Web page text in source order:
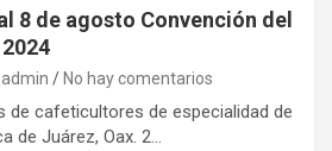
8 de agosto Convención del
admin No hay comentarios
de cafeticultores de especialidad de
de Juárez, Oax. 2…